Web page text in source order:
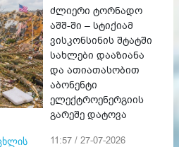
ძლიერი ტორნადო
აშშ-ში – სტიქიამ
ვისკონსინის შტატში
სახლები დააზიანა
და ათიათასობით
აბონენტი
ელექტროენერგიის
გარეშე დატოვა
11:57 / 27-07-2026